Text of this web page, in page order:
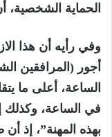
الحماية الشخصية،
وفي رأيه أن هذا
في الساعة، وكذلك
بهذه المهنة”، إذ أن